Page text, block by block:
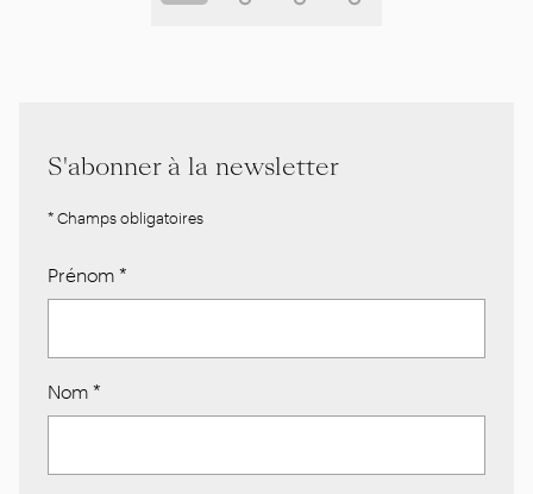
S'abonner à la newsletter
* Champs obligatoires
Prénom *
Nom *